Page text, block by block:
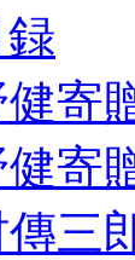
寄
健寄
三